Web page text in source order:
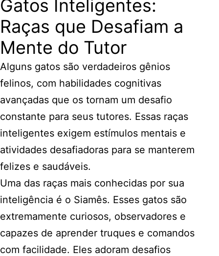
Gatos Inteligentes:
Raças que Desafiam a
Mente do Tutor
Alguns gatos são verdadeiros gênios
felinos, com habilidades cognitivas
avançadas que os tornam um desafio
constante para seus tutores. Essas raças
inteligentes exigem estímulos mentais e
atividades desafiadoras para se manterem
felizes e saudáveis.
Uma das raças mais conhecidas por sua
inteligência é o Siamês. Esses gatos são
extremamente curiosos, observadores e
capazes de aprender truques e comandos
com facilidade. Eles adoram desafios